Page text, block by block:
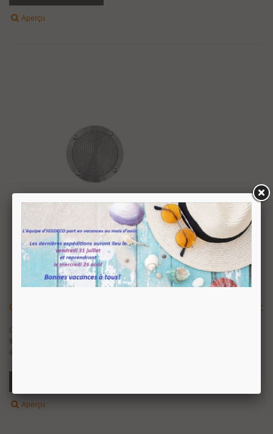
Aperçu
Grille D'aération Ronde En Inox TTC
Grille de ventilation ou d'aération de forme ronde, réalisée en inox aisi304
finition brossée mat. Diamètre 100 mm et diamètre 150 mm pour une
épaisseur de 3 mm. Nous vous les proposons avec fixation par vissage, la...
Aperçu